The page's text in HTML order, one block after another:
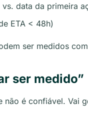
data da primeira
ETA < 48h)
ser medidos
ser medido”
é confiável. Vai